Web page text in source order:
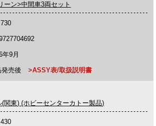
ーン>中間車3両セット
年9月
発売後 >ASSY表/取扱説明書
関東) (ホビーセンターカトー製品)